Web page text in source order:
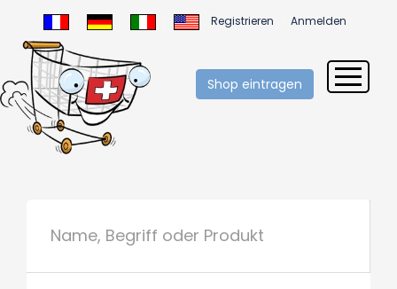
Registrieren Anmelden
Shop eintragen